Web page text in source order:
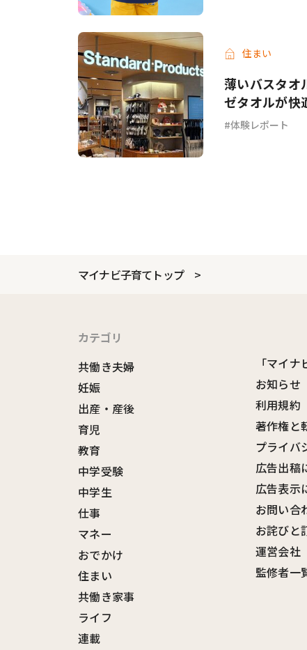
住まい
薄いバスタオ
ゼタオルが快
体験レポート
マイナビ子育てトップ
カテゴリ
共働き夫婦
妊娠
出産・産後
育児
教育
中学受験
中学生
仕事
マネー
おでかけ
住まい
共働き家事
ライフ
連載
「マイ
お知らせ
利用規約
著作権と
プライバ
広告出稿
広告表示
お問い合
お詫びと
運営会社
監修者一